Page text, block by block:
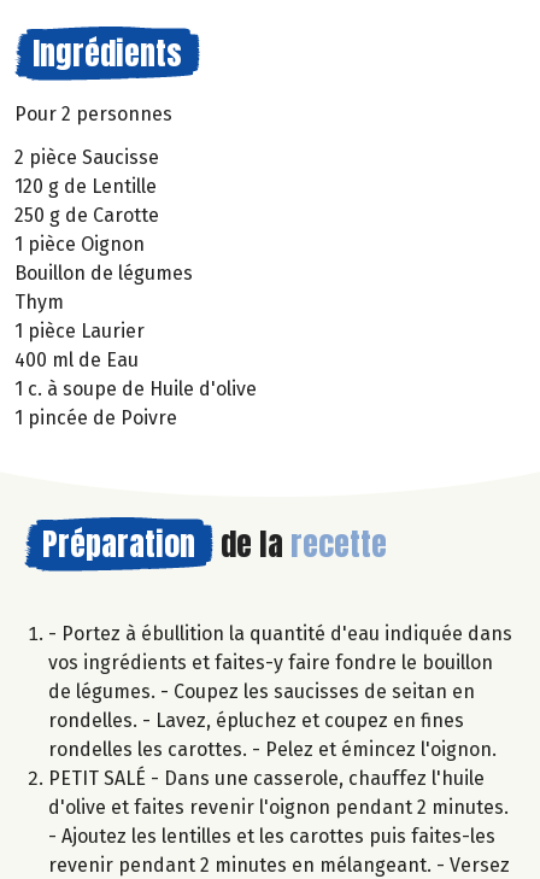
Ingrédients
Pour 2 personnes
2 pièce Saucisse
120 g de Lentille
250 g de Carotte
1 pièce Oignon
Bouillon de légumes
Thym
1 pièce Laurier
400 ml de Eau
1 c. à soupe de Huile d'olive
1 pincée de Poivre
Préparation de la recette
- Portez à ébullition la quantité d'eau indiquée dans
vos ingrédients et faites-y faire fondre le bouillon
de légumes. - Coupez les saucisses de seitan en
rondelles. - Lavez, épluchez et coupez en fines
rondelles les carottes. - Pelez et émincez l'oignon.
PETIT SALÉ - Dans une casserole, chauffez l'huile
d'olive et faites revenir l'oignon pendant 2 minutes.
- Ajoutez les lentilles et les carottes puis faites-les
revenir pendant 2 minutes en mélangeant. - Versez